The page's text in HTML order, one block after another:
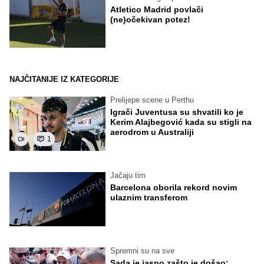
Atletico Madrid povlači
(ne)očekivan potez!
NAJČITANIJE IZ KATEGORIJE
1
Prelijepe scene u Perthu
Igrači Juventusa su shvatili ko je
Kerim Alajbegović kada su stigli na
aerodrom u Australiji
Jačaju tim
Barcelona oborila rekord novim
ulaznim transferom
Spremni su na sve